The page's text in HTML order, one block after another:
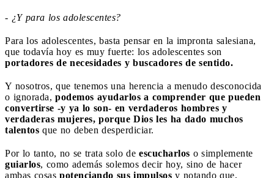
- ¿Y para los adolescentes?
Para los adolescentes, basta pensar en la impronta salesiana,
que todavía hoy es muy fuerte: los adolescentes son
portadores de necesidades y buscadores de sentido.
Y nosotros, que tenemos una herencia a menudo desconocida
o ignorada, podemos ayudarlos a comprender que pueden
convertirse -y ya lo son- en verdaderos hombres y
verdaderas mujeres, porque Dios les ha dado muchos
talentos que no deben desperdiciar.
Por lo tanto, no se trata solo de escucharlos o simplemente
guiarlos, como además solemos decir hoy, sino de hacer
ambas cosas potenciando sus impulsos y notando que,